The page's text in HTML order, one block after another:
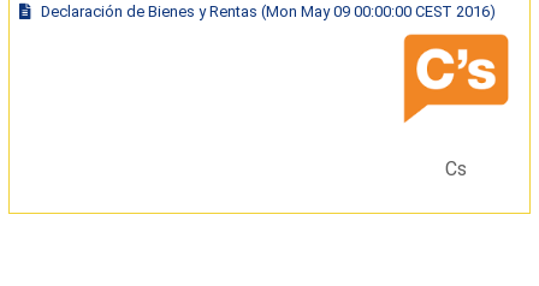
Declaración de Bienes y Rentas (Mon May 09 00:00:00 CEST 2016)
Cs